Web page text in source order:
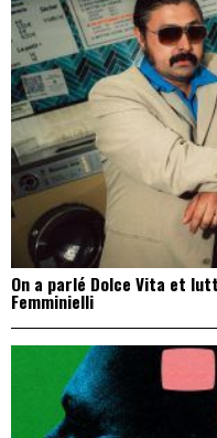
On a parlé Dolce Vita et
Femminielli